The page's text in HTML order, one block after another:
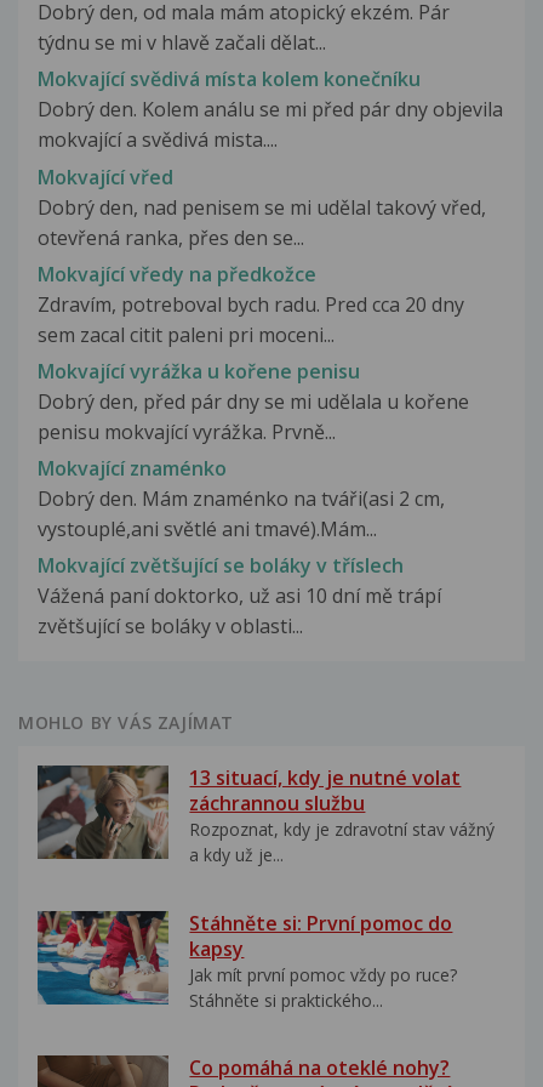
Dobrý den, od mala mám atopický ekzém. Pár
týdnu se mi v hlavě začali dělat...
Mokvající svědivá místa kolem konečníku
Dobrý den. Kolem análu se mi před pár dny objevila
mokvající a svědivá mista....
Mokvající vřed
Dobrý den, nad penisem se mi udělal takový vřed,
otevřená ranka, přes den se...
Mokvající vředy na předkožce
Zdravím, potreboval bych radu. Pred cca 20 dny
sem zacal citit paleni pri moceni...
Mokvající vyrážka u kořene penisu
Dobrý den, před pár dny se mi udělala u kořene
penisu mokvající vyrážka. Prvně...
Mokvající znaménko
Dobrý den. Mám znaménko na tváři(asi 2 cm,
vystouplé,ani světlé ani tmavé).Mám...
Mokvající zvětšující se boláky v tříslech
Vážená paní doktorko, už asi 10 dní mě trápí
zvětšující se boláky v oblasti...
MOHLO BY VÁS ZAJÍMAT
13 situací, kdy je nutné volat
záchrannou službu
Rozpoznat, kdy je zdravotní stav vážný
a kdy už je...
Stáhněte si: První pomoc do
kapsy
Jak mít první pomoc vždy po ruce?
Stáhněte si praktického...
Co pomáhá na oteklé nohy?